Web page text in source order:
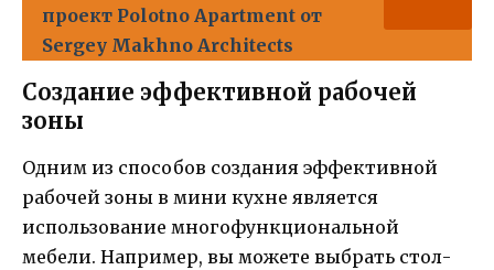
проект Polotno Apartment от
Sergey Makhno Architects
Создание эффективной рабочей
зоны
Одним из способов создания эффективной
рабочей зоны в мини кухне является
использование многофункциональной
мебели. Например, вы можете выбрать стол-